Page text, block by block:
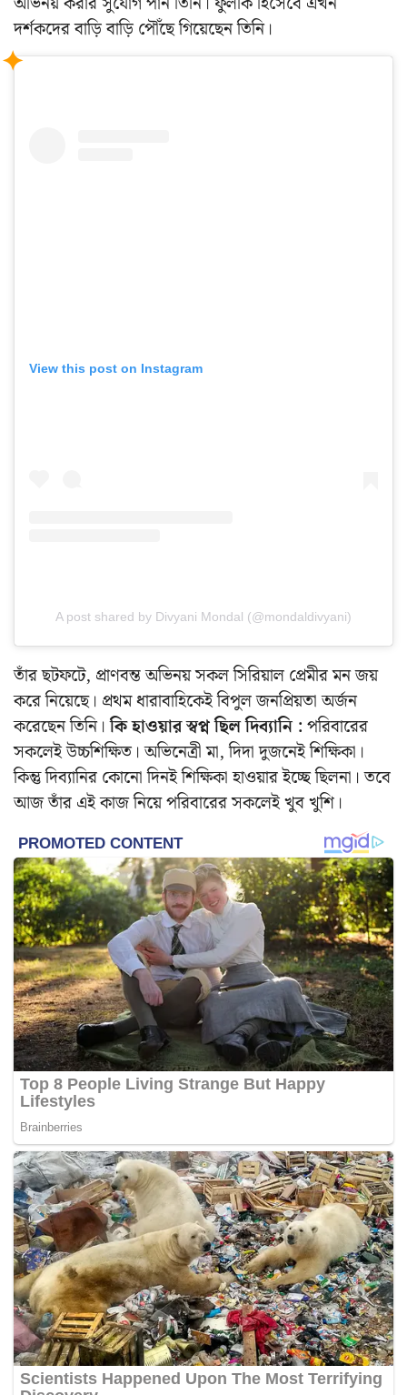
দর্শকদের বাড়ি বাড়ি পৌঁছে গিয়েছেন তিনি।
View this post on Instagram
A post shared by Divyani Mondal (@mondaldivyani)
তাঁর ছটফটে, প্রাণবন্ত অভিনয় সকল সিরিয়াল প্রেমীর মন জয়
করে নিয়েছে। প্রথম ধারাবাহিকেই বিপুল জনপ্রিয়তা অর্জন
করেছেন তিনি।কি হাওয়ার স্বপ্ন ছিল দিব্যানি :পরিবারের
সকলেই উচ্চশিক্ষিত। অভিনেত্রী মা, দিদা দুজনেই শিক্ষিকা।
কিন্তু দিব্যানির কোনো দিনই শিক্ষিকা হাওয়ার ইচ্ছে ছিলনা। তবে
আজ তাঁর এই কাজ নিয়ে পরিবারের সকলেই খুব খুশি।